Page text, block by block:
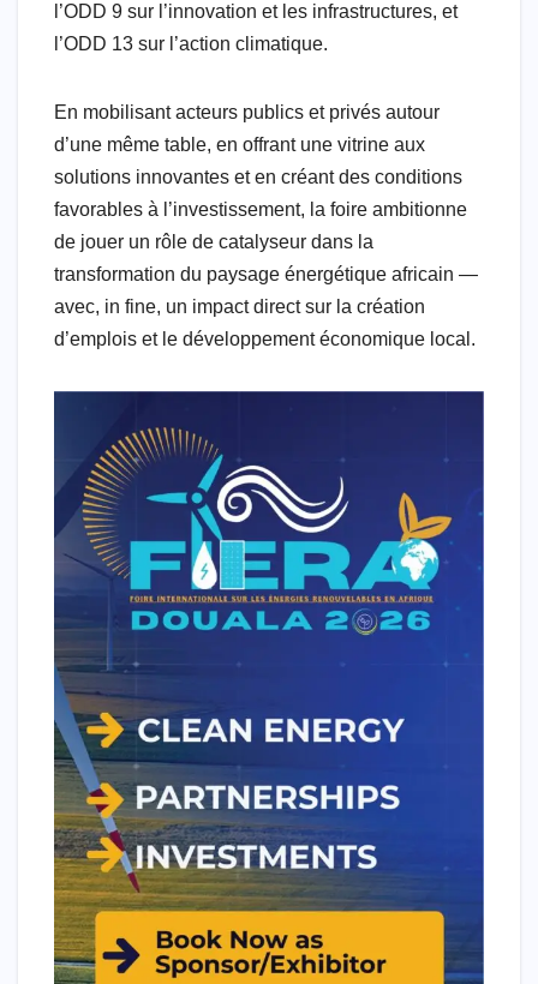
l’ODD 9 sur l’innovation et les infrastructures, et
l’ODD 13 sur l’action climatique.
En mobilisant acteurs publics et privés autour
d’une même table, en offrant une vitrine aux
solutions innovantes et en créant des conditions
favorables à l’investissement, la foire ambitionne
de jouer un rôle de catalyseur dans la
transformation du paysage énergétique africain —
avec, in fine, un impact direct sur la création
d’emplois et le développement économique local.